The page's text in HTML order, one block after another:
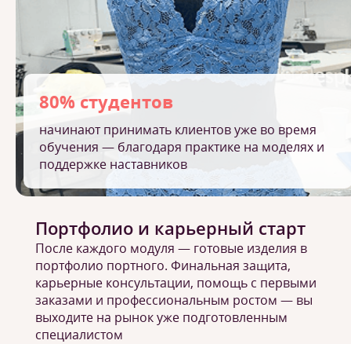
80% студентов
начинают принимать клиентов уже во время
обучения — благодаря практике на моделях и
поддержке наставников
Портфолио и карьерный старт
После каждого модуля — готовые изделия в
портфолио портного. Финальная защита,
карьерные консультации, помощь с первыми
заказами и профессиональным ростом — вы
выходите на рынок уже подготовленным
специалистом